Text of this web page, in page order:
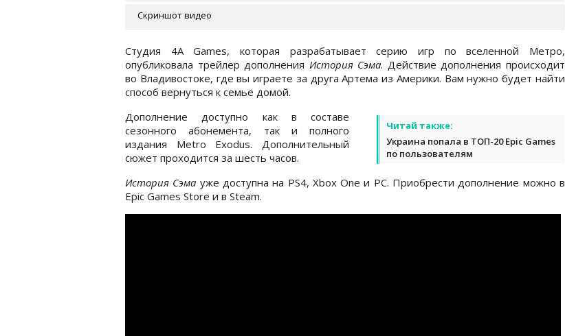
Скриншот видео
Студия 4A Games, которая разрабатывает серию игр по вселенной Метро,
опубликовала трейлер дополнения История Сэма. Действие дополнения происходит
во Владивостоке, где вы играете за друга Артема из Америки. Вам нужно будет найти
способ вернуться к семье домой.
Читай также:
Украина попала в ТОП-20 Epic Games
по пользователям
Дополнение доступно как в составе
сезонного абонемента, так и полного
издания Metro Exodus. Дополнительный
сюжет проходится за шесть часов.
История Сэма уже доступна на PS4, Xbox One и PC. Приобрести дополнение можно в
Epic Games Store и в Steam.